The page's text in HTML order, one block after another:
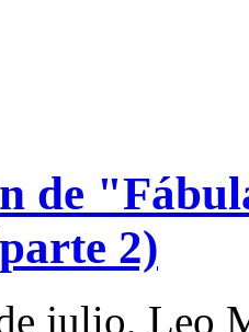
de
2)
julio, Leo